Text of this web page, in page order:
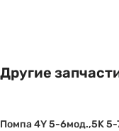
Другие
Помпа 4Y 5-6мод.,5K 5-